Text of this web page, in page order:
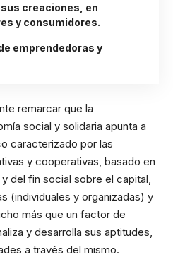
creaciones, en
y consumidores.
emprendedoras y
remarcar que la
social y solidaria apunta a
caracterizado por las
y cooperativas, basado en
del fin social sobre el capital,
(individuales y organizadas) y
más que un factor de
y desarrolla sus aptitudes,
a través del mismo.